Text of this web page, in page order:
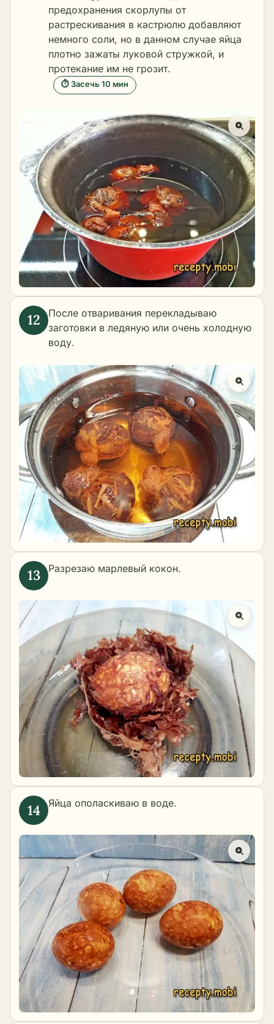
предохранения скорлупы от
растрескивания в кастрюлю добавляют
немного соли, но в данном случае яйца
плотно зажаты луковой стружкой, и
протекание им не грозит.
⏱ Засечь 10 мин
После отваривания перекладываю
заготовки в ледяную или очень холодную
воду.
Разрезаю марлевый кокон.
Яйца ополаскиваю в воде.